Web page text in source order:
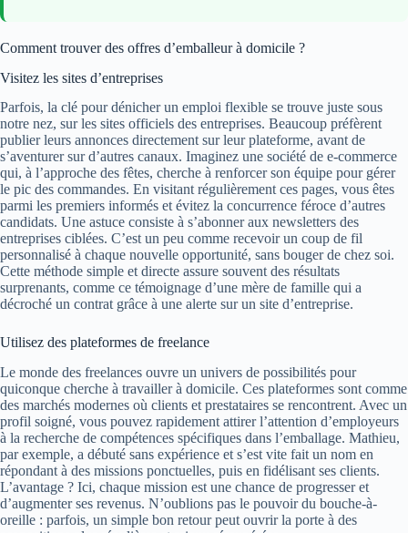
Comment trouver des offres d’emballeur à domicile ?
Visitez les sites d’entreprises
Parfois, la clé pour dénicher un emploi flexible se trouve juste sous
notre nez, sur les sites officiels des entreprises. Beaucoup préfèrent
publier leurs annonces directement sur leur plateforme, avant de
s’aventurer sur d’autres canaux. Imaginez une société de e-commerce
qui, à l’approche des fêtes, cherche à renforcer son équipe pour gérer
le pic des commandes. En visitant régulièrement ces pages, vous êtes
parmi les premiers informés et évitez la concurrence féroce d’autres
candidats. Une astuce consiste à s’abonner aux newsletters des
entreprises ciblées. C’est un peu comme recevoir un coup de fil
personnalisé à chaque nouvelle opportunité, sans bouger de chez soi.
Cette méthode simple et directe assure souvent des résultats
surprenants, comme ce témoignage d’une mère de famille qui a
décroché un contrat grâce à une alerte sur un site d’entreprise.
Utilisez des plateformes de freelance
Le monde des freelances ouvre un univers de possibilités pour
quiconque cherche à travailler à domicile. Ces plateformes sont comme
des marchés modernes où clients et prestataires se rencontrent. Avec un
profil soigné, vous pouvez rapidement attirer l’attention d’employeurs
à la recherche de compétences spécifiques dans l’emballage. Mathieu,
par exemple, a débuté sans expérience et s’est vite fait un nom en
répondant à des missions ponctuelles, puis en fidélisant ses clients.
L’avantage ? Ici, chaque mission est une chance de progresser et
d’augmenter ses revenus. N’oublions pas le pouvoir du bouche-à-
oreille : parfois, un simple bon retour peut ouvrir la porte à des